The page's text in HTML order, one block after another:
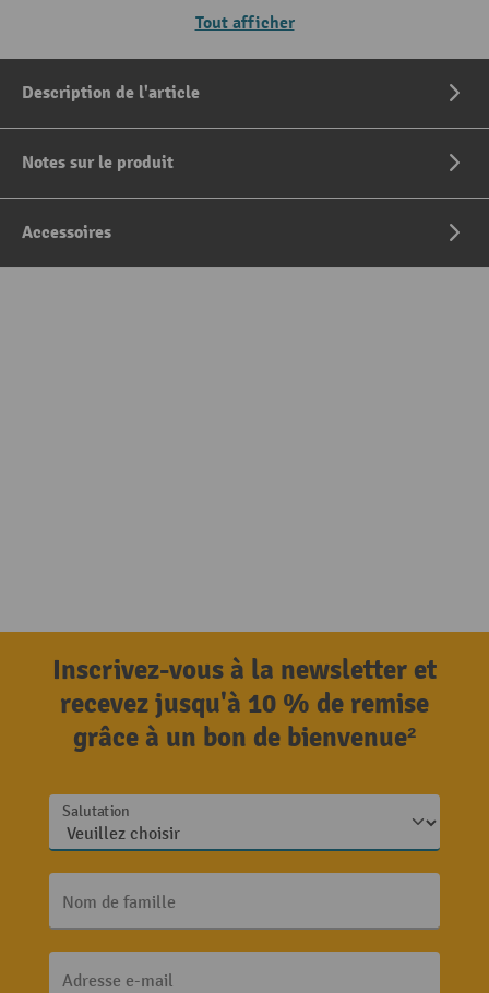
Tout afficher
Description de l'article
Notes sur le produit
Accessoires
Inscrivez-vous à la newsletter et
recevez jusqu'à 10 % de remise
grâce à un bon de bienvenue²
Salutation
Nom de famille
Adresse e-mail